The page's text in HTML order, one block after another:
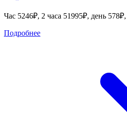
Час 5246₽, 2 часа 51995₽, день
Подробнее